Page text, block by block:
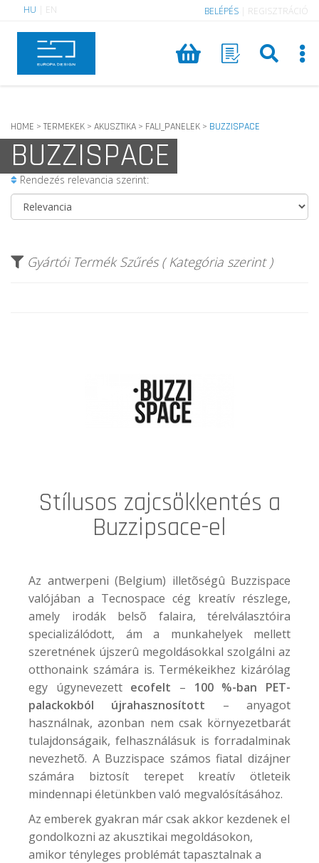
HU EN BELÉPÉS REGISZTRÁCIÓ
HOME > TERMEKEK > AKUSZTIKA > FALI_PANELEK > BUZZISPACE
BUZZISPACE
Rendezés relevancia szerint:
Gyártói Termék Szűrés ( Kategória szerint )
Stílusos zajcsökkentés a
Buzzipsace-el
Az antwerpeni (Belgium) illetõségû Buzzispace
valójában a Tecnospace cég kreatív részlege,
amely irodák belsõ falaira, térelválasztóira
specializálódott, ám a munkahelyek mellett
szeretnének újszerû megoldásokkal szolgálni az
otthonaink számára is. Termékeikhez kizárólag
egy úgynevezett ecofelt – 100 %-ban PET-
palackokból újrahasznosított – anyagot
használnak, azonban nem csak környezetbarát
tulajdonságaik, felhasználásuk is forradalminak
nevezhetõ. A Buzzispace számos fiatal dizájner
számára biztosít terepet kreatív ötleteik
mindennapi életünkben való megvalósításához.
Az emberek gyakran már csak akkor kezdenek el
gondolkozni az akusztikai megoldásokon,
amikor tényleges problémát tapasztalnak a